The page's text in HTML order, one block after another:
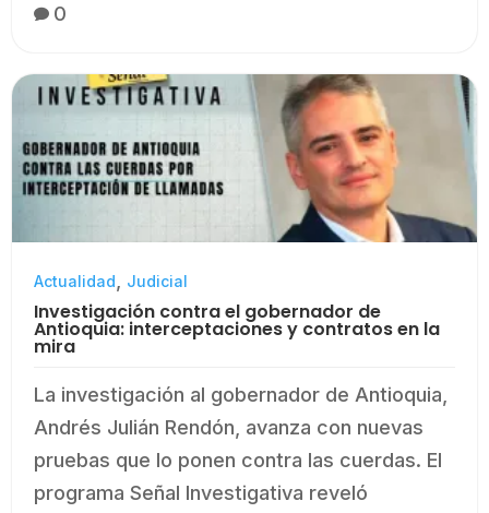
 0
Actualidad, Judicial
Investigación contra el gobernador de
Antioquia: interceptaciones y contratos en la
mira
La investigación al gobernador de Antioquia,
Andrés Julián Rendón, avanza con nuevas
pruebas que lo ponen contra las cuerdas. El
programa Señal Investigativa reveló